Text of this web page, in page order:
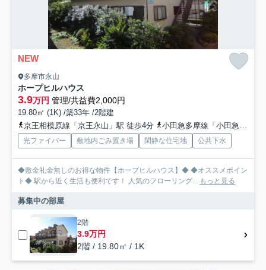
NEW
多摩市永山
ホープヒルハウス
3.9万円 管理/共益費2,000円
19.80㎡ (1K) /築33年 /2階建
京王相模原線「京王永山」駅 徒歩4分
小田急多摩線「小田急永山」駅 徒歩4分
光ファイバー 敷地内ごみ置き場 閑静な住宅地 公共下水
◆敷金礼金無しのお得な物件【ホープヒルハウス】◆ ◆オススメポイン
ト◆ 駅から近く生活も便利です！ 人気のフローリング... もっと見る
募集中の部屋
2階
3.9万円
2階 / 19.80㎡ / 1K